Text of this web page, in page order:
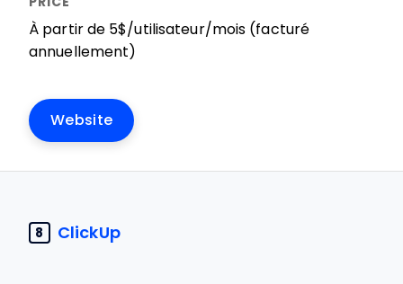
À partir de 5$/utilisateur/mois (facturé
annuellement)
Website
8 ClickUp